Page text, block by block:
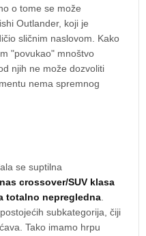
o tome se može
Outlander, koji je
sličnim naslovom. Kako
"povukao" mnoštvo
njih ne može dozvoliti
nema spremnog
se suptilna
crossover/SUV klasa
totalno nepregledna.
subkategorija, čiji
Tako imamo hrpu